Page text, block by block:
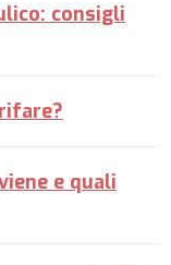
consigli
e quali